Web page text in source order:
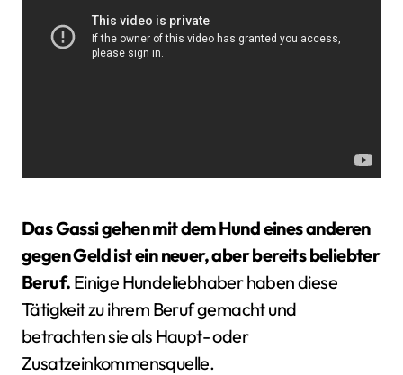
Das Gassi gehen mit dem Hund eines anderen
gegen Geld ist ein neuer, aber bereits beliebter
Beruf. Einige Hundeliebhaber haben diese
Tätigkeit zu ihrem Beruf gemacht und
betrachten sie als Haupt- oder
Zusatzeinkommensquelle.